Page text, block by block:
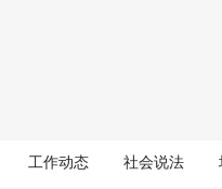
工作动态 社会说法